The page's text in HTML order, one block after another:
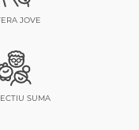
JOVE
SUMA